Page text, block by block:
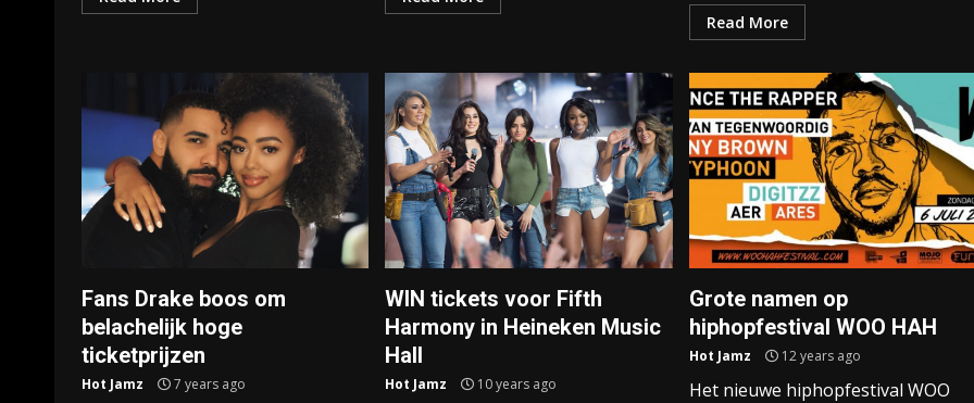
Read More
Fans Drake boos om
belachelijk hoge
ticketprijzen
Hot Jamz 7 years ago
WIN tickets voor Fifth
Harmony in Heineken Music
Hall
Hot Jamz 10 years ago
Grote namen op
hiphopfestival WOO HAH
Hot Jamz 12 years ago
Het nieuwe hiphopfestival WOO